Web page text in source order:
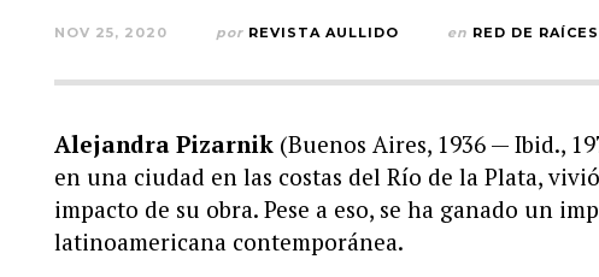
NOV 25, 2020 por REVISTA AULLIDO en RED DE RAÍCES
Alejandra Pizarnik (Buenos Aires, 1936 — Ibid.,
en una ciudad en las costas del Río de la Plata,
impacto de su obra. Pese a eso, se ha ganado un
latinoamericana contemporánea.